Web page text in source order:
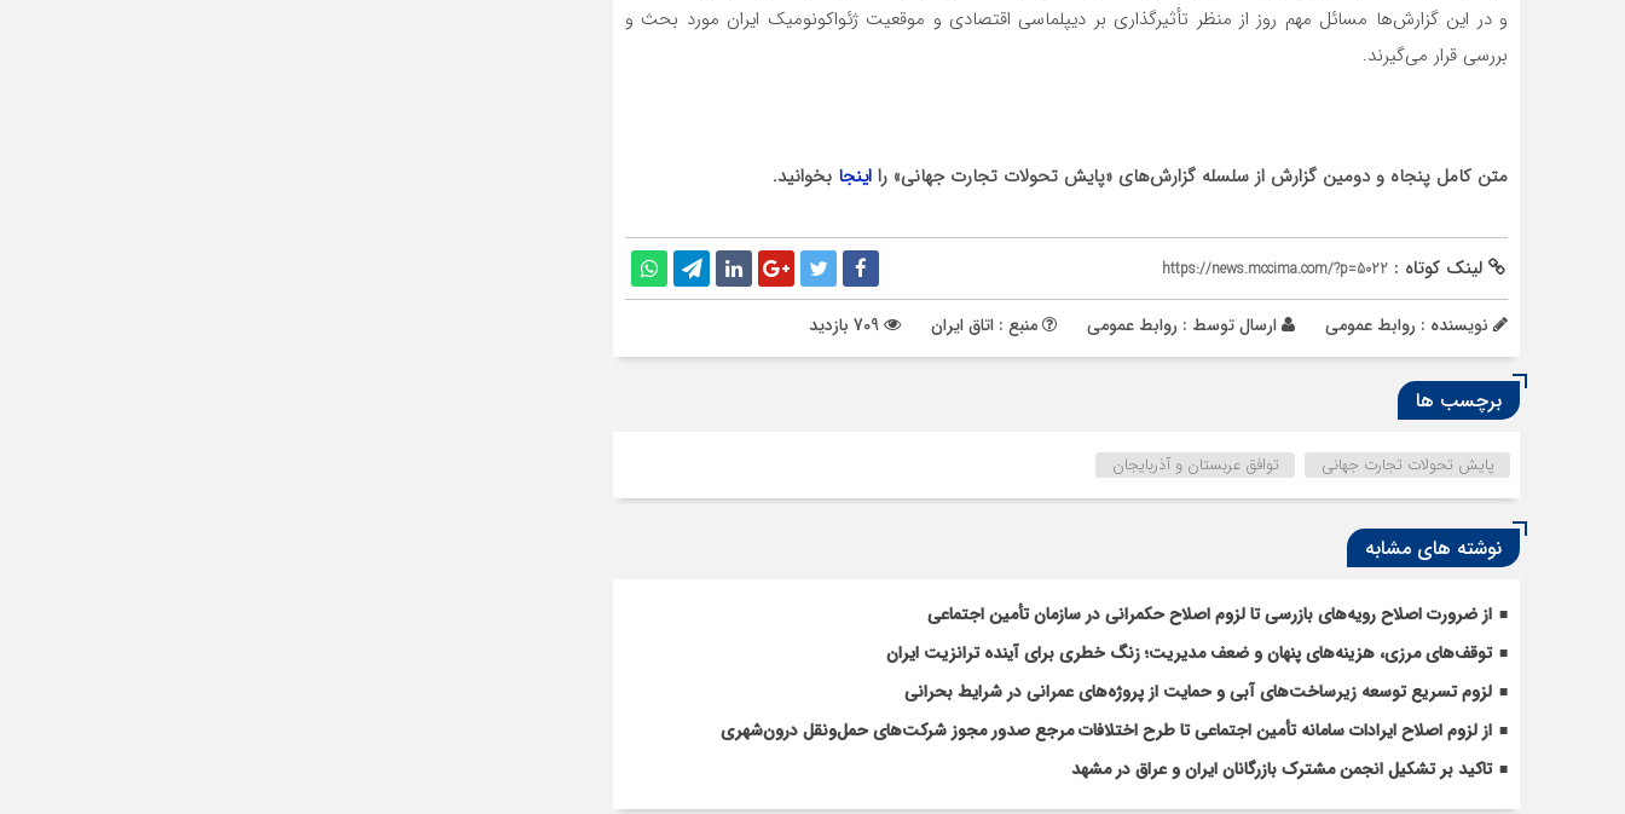
و در این گزارش‌ها مسائل مهم روز از منظر تأثیرگذاری بر دیپلماسی اقتصادی و موقعیت ژئواکونومیک ایران مورد بحث و
بررسی قرار می‌گیرند.
متن کامل پنجاه و دومین گزارش از سلسله گزارش‌های «پایش تحولات تجارت جهانی» را اینجا بخوانید.
لینک کوتاه : https://news.mccima.com/?p=5022
نویسنده : روابط عمومی ارسال توسط : روابط عمومی منبع : اتاق ایران
برچسب ها
پایش تحولات تجارت جهانی توافق عربستان و آذربایجان
نوشته های مشابه
از ضرورت اصلاح رویه‌های بازرسی تا لزوم اصلاح حکمرانی در سازمان تأمین اجتماعی
توقف‌های مرزی، هزینه‌های پنهان و ضعف مدیریت؛ زنگ خطری برای آینده ترانزیت ایران
لزوم تسریع توسعه زیرساخت‌های آبی و حمایت از پروژه‌های عمرانی در شرایط بحرانی
از لزوم اصلاح ایرادات سامانه تأمین اجتماعی تا طرح اختلافات مرجع صدور مجوز شرکت‌های حمل‌ونقل درون‌شهری
تاکید بر تشکیل انجمن مشترک بازرگانان ایران و عراق در مشهد